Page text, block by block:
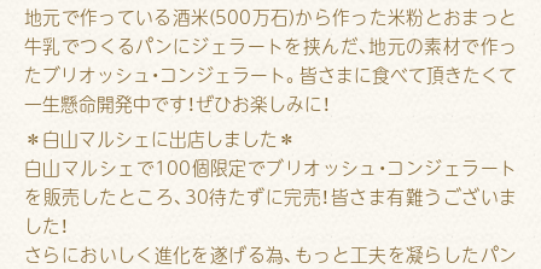
地元で作っている酒米(500万石)から作った米粉とおまっと
牛乳でつくるパンにジェラートを挟んだ、地元の素材で作っ
たブリオッシュ・コンジェラート。皆さまに食べて頂きたくて
一生懸命開発中です！ぜひお楽しみに！
＊白山マルシェに出店しました＊
白山マルシェで100個限定でブリオッシュ・コンジェラート
を販売したところ、30待たずに完売！皆さま有難うございま
した！
さらにおいしく進化を遂げる為、もっと工夫を凝らしたパン